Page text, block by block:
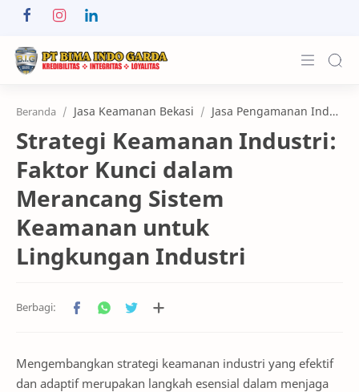
About Us
Services
Customers
Kerja Sama
Karier
Beranda Jasa Keamanan Bekasi Jasa Pengamanan Industri
Strategi Keamanan Industri:
Faktor Kunci dalam
Merancang Sistem
Keamanan untuk
Lingkungan Industri
Mengembangkan strategi keamanan industri yang efektif
dan adaptif merupakan langkah esensial dalam menjaga